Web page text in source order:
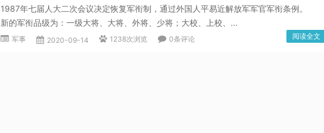
1987年七届人大二次会议决定恢复军衔制，通过外国人平易近解放军军官军衔条例。
新的军衔品级为：一级大将、大将、外将、少将；大校、上校、...
军事 2020-09-14 1238次浏览 0条评论 阅读全文